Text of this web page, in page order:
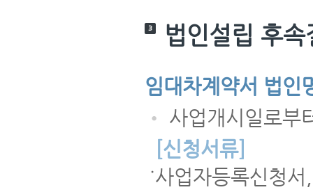
3 법인설립 후속
임대차계약서 법인
• 사업개시일로부
[신청서류]
• 사업자등록신청